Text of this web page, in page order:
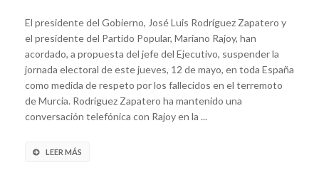
El presidente del Gobierno, José Luis Rodríguez Zapatero y
el presidente del Partido Popular, Mariano Rajoy, han
acordado, a propuesta del jefe del Ejecutivo, suspender la
jornada electoral de este jueves, 12 de mayo, en toda España
como medida de respeto por los fallecidos en el terremoto
de Murcia. Rodríguez Zapatero ha mantenido una
conversación telefónica con Rajoy en la ...
LEER MÁS